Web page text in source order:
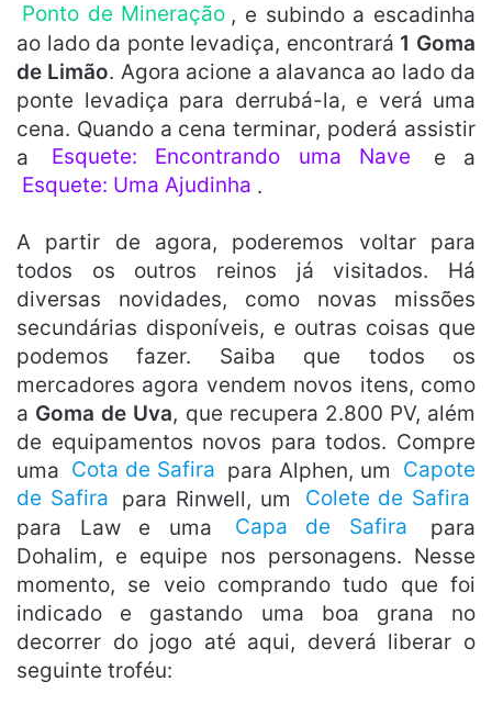
Ponto de Mineração , e subindo a escadinha
ao lado da ponte levadiça, encontrará 1 Goma
de Limão. Agora acione a alavanca ao lado da
ponte levadiça para derrubá-la, e verá uma
cena. Quando a cena terminar, poderá assistir
a
Esquete: Encontrando uma Nave
e a
Esquete: Uma Ajudinha .
A partir de agora, poderemos voltar para
todos os outros reinos já visitados. Há
diversas novidades, como novas missões
secundárias disponíveis, e outras coisas que
podemos fazer. Saiba que todos os
mercadores agora vendem novos itens, como
a Goma de Uva, que recupera 2.800 PV, além
de equipamentos novos para todos. Compre
uma Cota de Safira para Alphen, um
Capote
de Safira
para Rinwell, um
Colete de Safira
para Law e uma
Capa de Safira
para
Dohalim, e equipe nos personagens. Nesse
momento, se veio comprando tudo que foi
indicado e gastando uma boa grana no
decorrer do jogo até aqui, deverá liberar o
seguinte troféu: